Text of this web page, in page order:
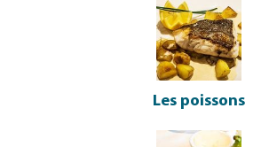
Les poissons